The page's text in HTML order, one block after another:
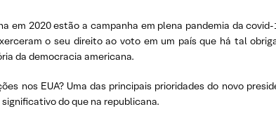
em 2020 estão a campanha em plena pandemia da
o seu direito ao voto em um país que há tal
da democracia americana.
nos EUA? Uma das principais prioridades do novo
do que na republicana.